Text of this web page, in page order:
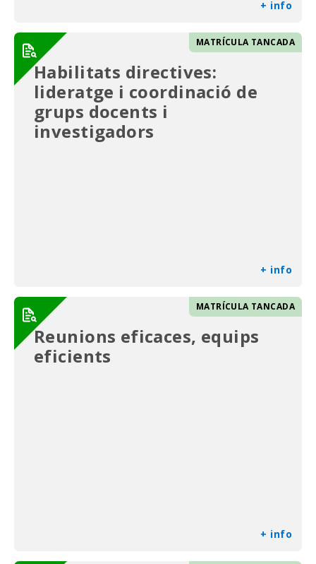
+ info
MATRÍCULA TANCADA
Habilitats directives:
lideratge i coordinació de
grups docents i
investigadors
+ info
MATRÍCULA TANCADA
Reunions eficaces, equips
eficients
+ info